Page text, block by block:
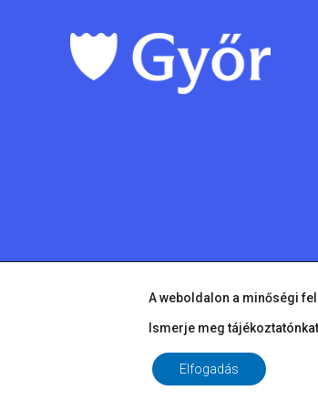
A weboldalon a minőségi
Ismerje meg
Elfogadás